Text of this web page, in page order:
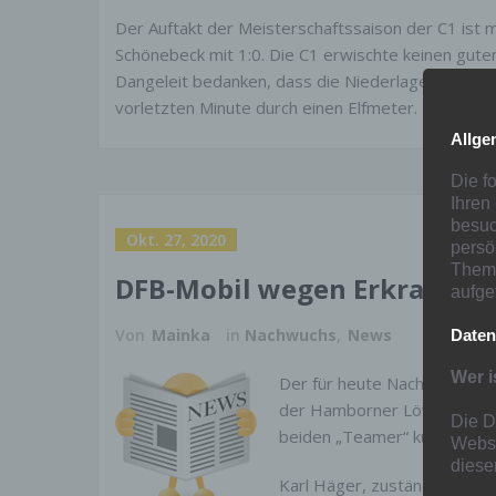
Der Auftakt der Meisterschaftssaison der C1 ist
Schönebeck mit 1:0. Die C1 erwischte keinen
Dangeleit bedanken, dass die Niederlage nicht
vorletzten Minute durch einen Elfmeter.
Okt. 27, 2020
DFB-Mobil wegen
Von Mainka in Nachwuchs, News
Der für heute Nachmittag
der Hamborner Löwen fällt
beiden „Teamer“
Karl Häger, zuständiger
Die
Wer
Die